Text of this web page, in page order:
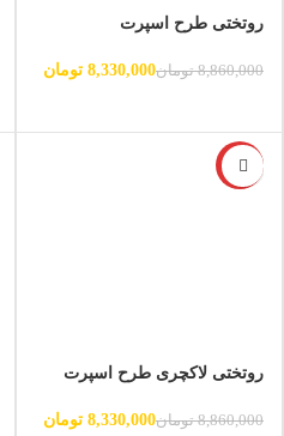
روتختی طرح اسپرت
8,860,000 تومان8,330,000 تومان
-6%
روتختی لاکچری طرح اسپرت
8,860,000 تومان8,330,000 تومان